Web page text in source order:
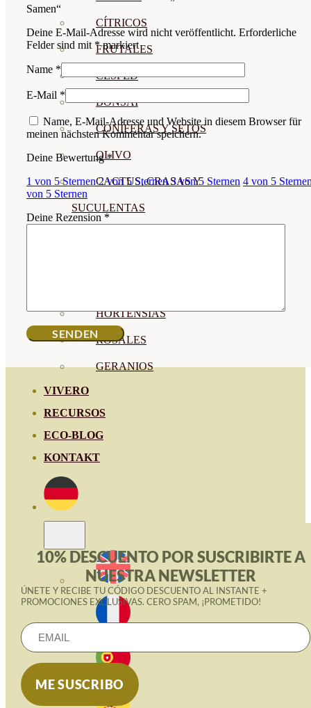
CÍTRICOS
FRUTALES
CÉSPED
BONSAI
CONÍFERAS Y SETOS
OLIVO
CACTUS, CRASAS Y
SUCULENTAS
HORTENSIAS
ROSALES
GERANIOS
VIVERO
RECURSOS
ECO-BLOG
KONTAKT
Samen“
Deine E-Mail-Adresse wird nicht veröffentlicht. Erforderliche
Felder sind mit *markiert
Name *
E-Mail *
Name, E-Mail-Adresse und Website in diesem Browser für
meinen nächsten Kommentar speichern.
Deine Bewertung*
1 von 5 Sternen 2 von 5 Sternen 3 von 5 Sternen 4 von 5
von 5 Sternen
Deine Rezension *
10% DESCUENTO POR SUSCRIBIRTE A
NUESTRA NEWSLETTER
ÚNETE Y RECIBE TU CÓDIGO DESCUENTO AL INSTANTE +
PROMOCIONES EXCLUSIVAS. CERO SPAM, ¡PROMETIDO!